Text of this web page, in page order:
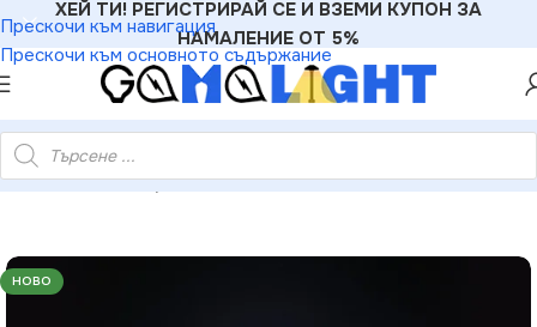
Прескочи към навигация
Прескочи към основното съдържание
ХЕЙ ТИ! РЕГИСТРИРАЙ СЕ И ВЗЕМИ КУПОН ЗА
НАМАЛЕНИЕ ОТ 5%
– 50 LED студено бяло IP44 23.5×23.5×35см 30см кабел
НОВО